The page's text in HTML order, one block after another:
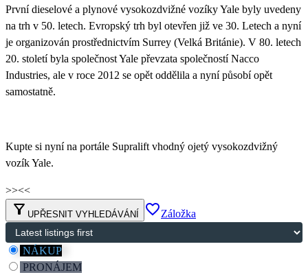
První dieselové a plynové vysokozdvižné vozíky Yale byly uvedeny
na trh v 50. letech. Evropský trh byl otevřen již ve 30. Letech a nyní
je organizován prostřednictvím Surrey (Velká Británie). V 80. letech
20. století byla společnost Yale převzata společností Nacco
Industries, ale v roce 2012 se opět oddělila a nyní působí opět
samostatně.
Kupte si nyní na portále Supralift vhodný ojetý vysokozdvižný
vozík Yale.
>><<
filter_alt UPŘESNIT VYHLEDÁVÁNÍ favorite_borderZáložka
NÁKUP
PRONÁJEM